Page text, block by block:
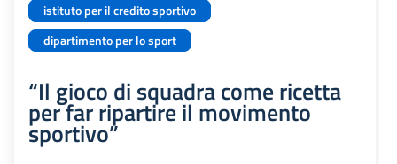
istituto per il credito sportivo
dipartimento per lo sport
“Il gioco di squadra come ricetta
per far ripartire il movimento
sportivo”